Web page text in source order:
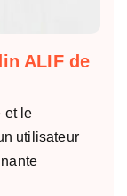
ALIF de
et le
utilisateur